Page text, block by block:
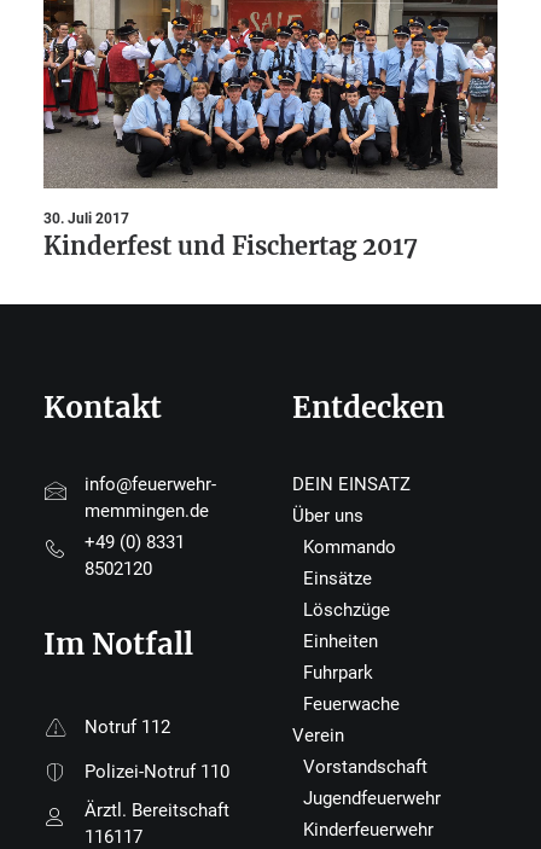
30. Juli 2017
Kinderfest und Fischertag 2017
Kontakt
info@feuerwehr-
memmingen.de
+49 (0) 8331
8502120
Im Notfall
Notruf 112
Polizei-Notruf 110
Ärztl. Bereitschaft
116117
Entdecken
DEIN EINSATZ
Über uns
Kommando
Einsätze
Löschzüge
Einheiten
Fuhrpark
Feuerwache
Verein
Vorstandschaft
Jugendfeuerwehr
Kinderfeuerwehr